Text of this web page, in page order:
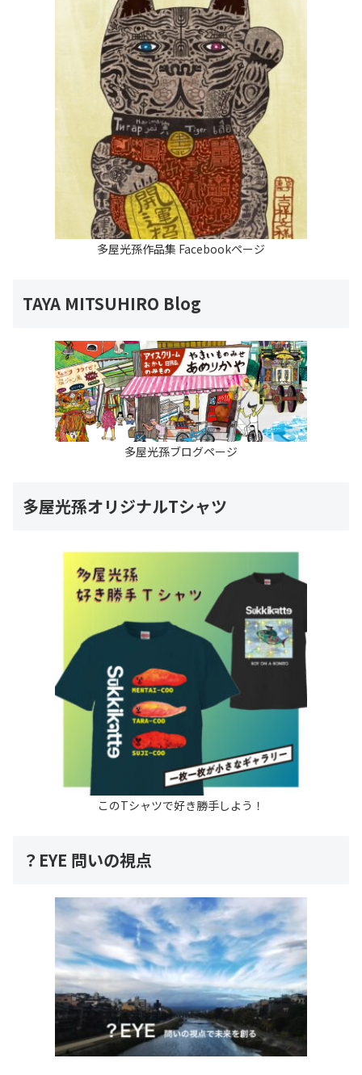
多屋光孫作品集 Facebookページ
TAYA MITSUHIRO Blog
多屋光孫ブログページ
多屋光孫オリジナルTシャツ
このTシャツで好き勝手しよう！
？EYE 問いの視点